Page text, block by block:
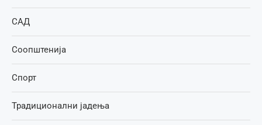
САД
Соопштенија
Спорт
Традиционални јадења